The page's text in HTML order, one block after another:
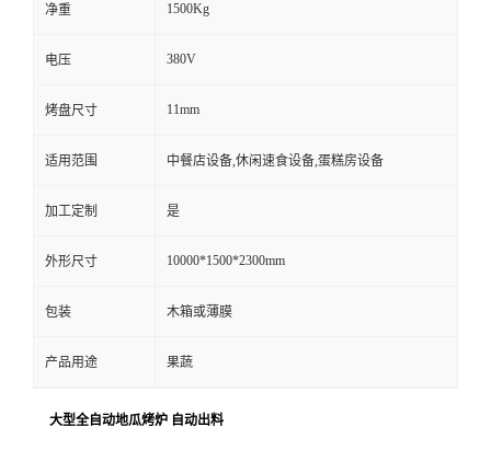
净重 1500Kg
电压 380V
烤盘尺寸 11mm
适用范围 中餐店设备,休闲速食设备,蛋糕房设备
加工定制 是
外形尺寸 10000*1500*2300mm
包装 木箱或薄膜
产品用途 果蔬
大型全自动地瓜烤炉 自动出料